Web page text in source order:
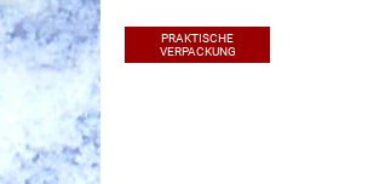
PRAKTISCHE
VERPACKUNG